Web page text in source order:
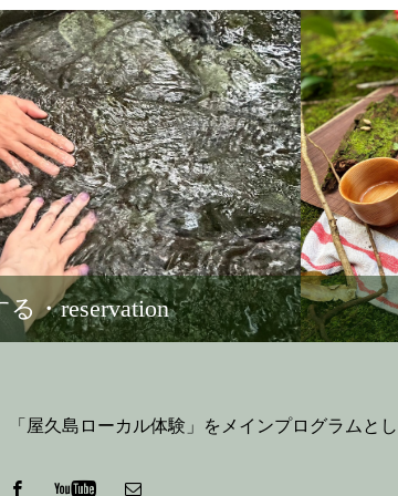
る・reservation
屋久島ローカル体験」をメインプログラムと